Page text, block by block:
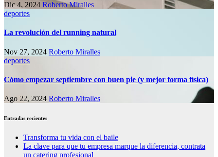
Dic 4, 2024 Roberto Miralles
deportes
La revolución del running natural
Nov 27, 2024 Roberto Miralles
deportes
Cómo empezar septiembre con buen pie (y mejor forma física)
Ago 22, 2024 Roberto Miralles
Entradas recientes
Transforma tu vida con el baile
La clave para que tu empresa marque la diferencia, contrata
un catering profesional